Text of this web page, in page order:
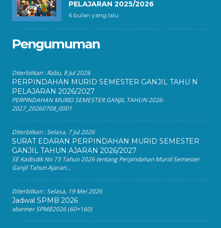
PELAJARAN 2025/2026
6 bulan yang lalu
Pengumuman
Diterbitkan :Rabu, 8 Jul 2026
PERPINDAHAN MURID SEMESTER GANJIL TAHU N
PELAJARAN 2026/2027
PERPINDAHAN MURID SEMESTER GANJIL TAHUN 2026-
2027_20260708_0001
Diterbitkan :Selasa, 7 Jul 2026
SURAT EDARAN PERPINDAHAN MURID SEMESTER
GANJIL TAHUN AJARAN 2026/2027
SE Kadisdik No 73 Tahun 2026 tentang Perpindahan Murid Semester
Ganjil Tahun Ajaran...
Diterbitkan :Selasa, 19 Mei 2026
Jadwal SPMB 2026
xbanner SPMB2026 (60×160)